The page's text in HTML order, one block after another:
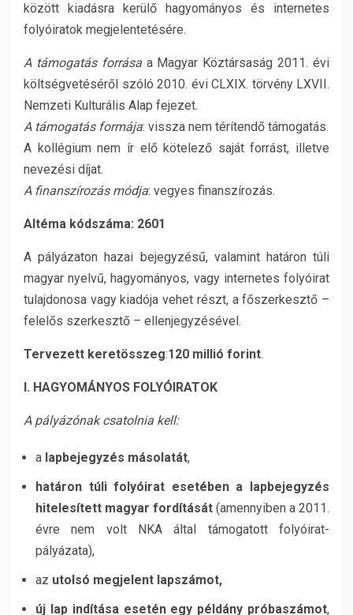
között kiadásra kerülő hagyományos és internetes
folyóiratok megjelentetésére.
A támogatás forrásaa Magyar Köztársaság 2011. évi
költségvetéséről szóló 2010. évi CLXIX. törvény LXVII.
Nemzeti Kulturális Alap fejezet.
A támogatás formája: vissza nem térítendő támogatás.
A kollégium nem ír elő kötelező saját forrást, illetve
nevezési díjat.
A finanszírozás módja: vegyes finanszírozás.
Altéma kódszáma: 2601
A pályázaton hazai bejegyzésű, valamint határon túli
magyar nyelvű, hagyományos, vagy internetes folyóirat
tulajdonosa vagy kiadója vehet részt, a főszerkesztő –
felelős szerkesztő – ellenjegyzésével.
Tervezett keretösszeg:120 millió forint.
I. HAGYOMÁNYOS FOLYÓIRATOK
A pályázónak csatolnia kell:
a lapbejegyzés másolatát,
határon túli folyóirat esetében a lapbejegyzés
hitelesített magyar fordítását (amennyiben a 2011.
évre nem volt NKA által támogatott folyóirat-
pályázata),
az utolsó megjelent lapszámot,
új lap indítása esetén egy példány próbaszámot,